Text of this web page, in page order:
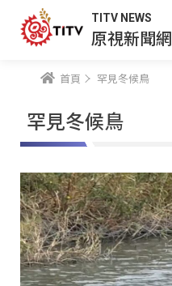
TITV NEWS
原視新聞網
首頁 罕見冬候鳥
罕見冬候鳥